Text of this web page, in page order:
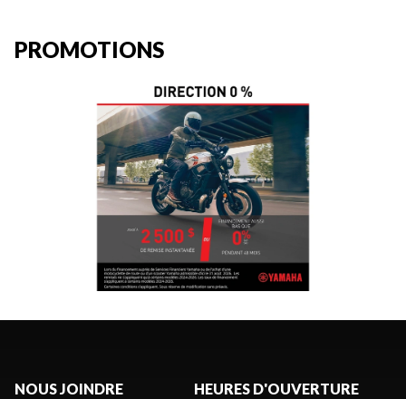
PROMOTIONS
NOUS JOINDRE HEURES D'OUVERTURE